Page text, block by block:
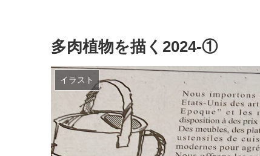
多肉植物を描く2024-①
イラスト